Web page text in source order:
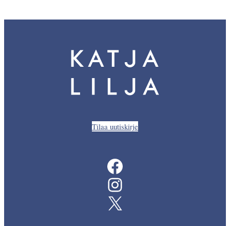
Tilaa uutiskirje
Facebook
Instagram
X